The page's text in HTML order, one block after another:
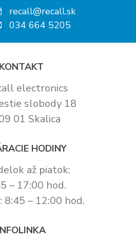
recall@recall.sk
034 664 5205
KONTAKT
electronics
slobody 18
01 Skalica
HODINY
až piatok:
– 17:00 hod.
8:45 – 12:00 hod.